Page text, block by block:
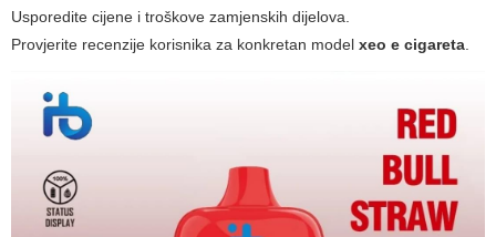
Usporedite cijene i troškove zamjenskih dijelova.
Provjerite recenzije korisnika za konkretan model xeo e cigareta